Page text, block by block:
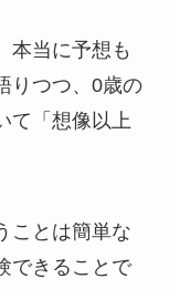
本当に予想も
りつつ、0歳の
て「想像以上
ことは簡単な
できることで